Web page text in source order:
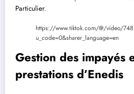
Particulier.
https://www.tiktok.com/@/video/
u_code=0&sharer_language=en
Gestion des impayés
prestations d’Enedis